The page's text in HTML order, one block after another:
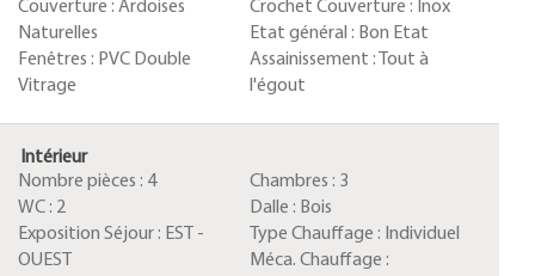
Couverture : Ardoises
Naturelles
Crochet Couverture : Inox
Etat général : Bon Etat
Fenêtres : PVC Double
Vitrage
Assainissement :
Tout à
l'égout
Intérieur
Nombre pièces : 4 Chambres : 3
WC : 2 Dalle : Bois
Exposition Séjour : EST -
OUEST
Type Chauffage : Individuel
Méca. Chauffage :